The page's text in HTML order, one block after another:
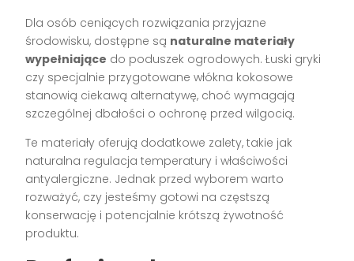
Dla osób ceniących rozwiązania przyjazne
środowisku, dostępne są naturalne materiały
wypełniające do poduszek ogrodowych. Łuski gryki
czy specjalnie przygotowane włókna kokosowe
stanowią ciekawą alternatywę, choć wymagają
szczególnej dbałości o ochronę przed wilgocią.
Te materiały oferują dodatkowe zalety, takie jak
naturalna regulacja temperatury i właściwości
antyalergiczne. Jednak przed wyborem warto
rozważyć, czy jesteśmy gotowi na częstszą
konserwację i potencjalnie krótszą żywotność
produktu.